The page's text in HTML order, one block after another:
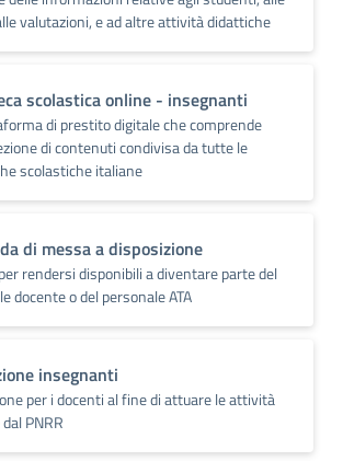
valutazioni, e ad altre attività didattiche
scolastica online - insegnanti
di prestito digitale che comprende
di contenuti condivisa da tutte le
scolastiche italiane
di messa a disposizione
rendersi disponibili a diventare parte del
docente o del personale ATA
insegnanti
per i docenti al fine di attuare le attività
PNRR